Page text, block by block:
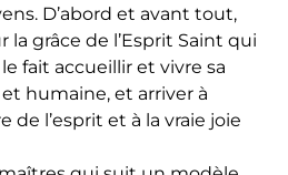
D’abord et avant tout,
la grâce de l’Esprit Saint qui
fait accueillir et vivre sa
humaine, et arriver à
de l’esprit et à la vraie joie